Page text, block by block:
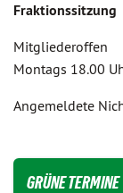
Fraktionssitzung
Mitgliederoffen
Montags 18.00
Angemeldete
GRÜNE TERMINE